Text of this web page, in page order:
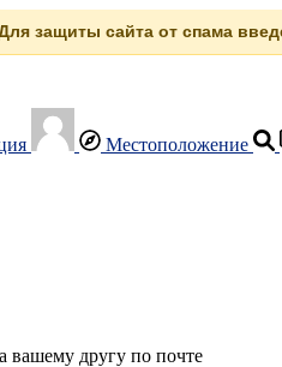
защиты сайта от спама
Местоположение
вашему другу по почте